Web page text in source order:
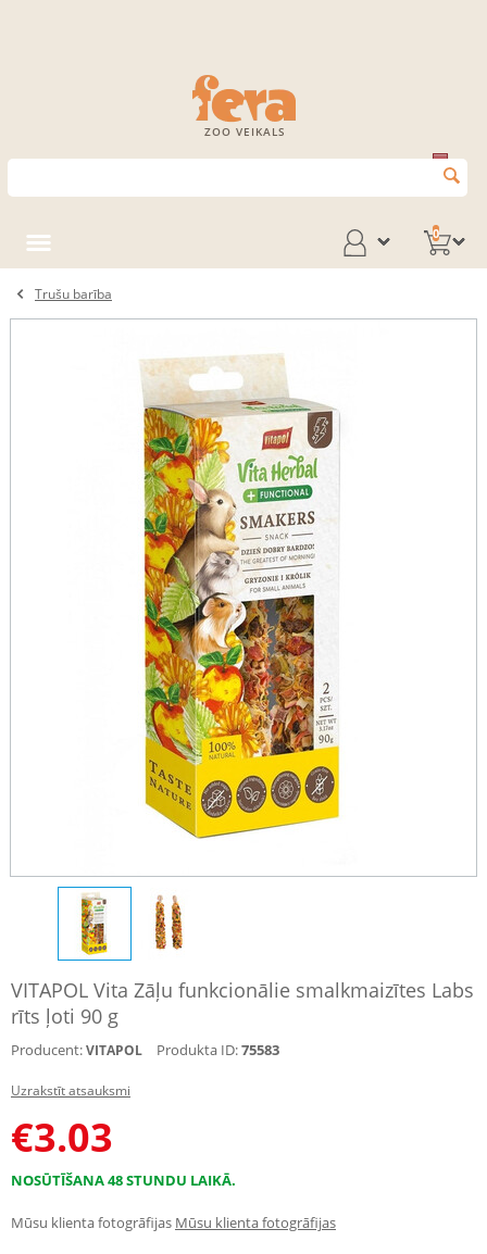
ZOO VEIKALS
0
Trušu barība
VITAPOL Vita Zāļu funkcionālie smalkmaizītes Labs
rīts ļoti 90 g
Producent:VITAPOL Produkta ID:75583
Uzrakstīt atsauksmi
€3.03
NOSŪTĪŠANA 48 STUNDU LAIKĀ.
Mūsu klienta fotogrāfijas Mūsu klienta fotogrāfijas